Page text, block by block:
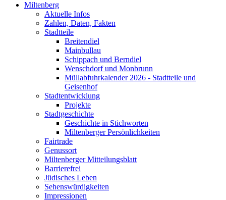
Miltenberg
Aktuelle Infos
Zahlen, Daten, Fakten
Stadtteile
Breitendiel
Mainbullau
Schippach und Berndiel
Wenschdorf und Monbrunn
Müllabfuhrkalender 2026 - Stadtteile und
Geisenhof
Stadtentwicklung
Projekte
Stadtgeschichte
Geschichte in Stichworten
Miltenberger Persönlichkeiten
Fairtrade
Genussort
Miltenberger Mitteilungsblatt
Barrierefrei
Jüdisches Leben
Sehenswürdigkeiten
Impressionen